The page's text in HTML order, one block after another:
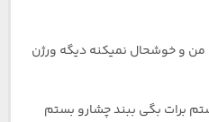
من و خوشحال نمیکنه دیگه ورژن
برات بگی ببند چشارو بستم